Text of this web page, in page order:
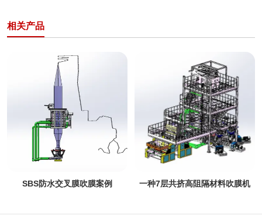
相关产品
一种7层共挤高阻隔材料吹膜机
一种LCP液晶薄膜材料新型转